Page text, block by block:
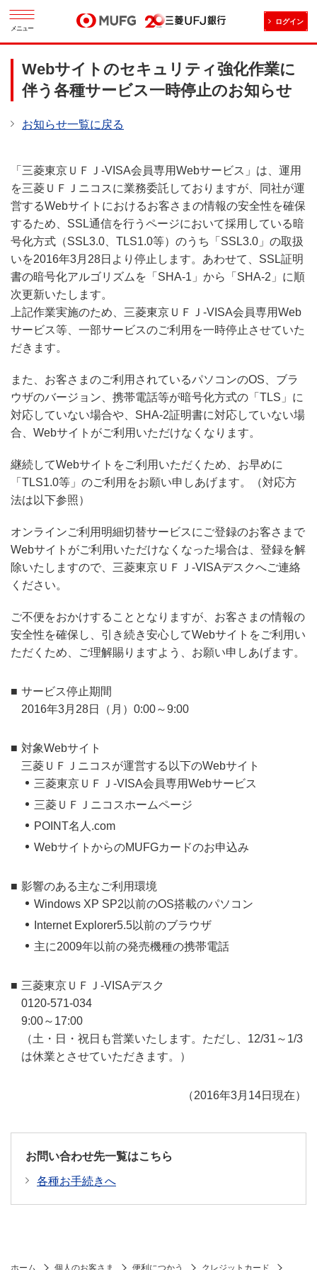
メニュー
ログイン
Webサイトのセキュリティ強化作業に
伴う各種サービス一時停止のお知らせ
お知らせ一覧に戻る
「三菱東京ＵＦＪ-VISA会員専用Webサービス」は、運用
を三菱ＵＦＪニコスに業務委託しておりますが、同社が運
営するWebサイトにおけるお客さまの情報の安全性を確保
するため、SSL通信を行うページにおいて採用している暗
号化方式（SSL3.0、TLS1.0等）のうち「SSL3.0」の取扱
いを2016年3月28日より停止します。あわせて、SSL証明
書の暗号化アルゴリズムを「SHA-1」から「SHA-2」に順
次更新いたします。
上記作業実施のため、三菱東京ＵＦＪ-VISA会員専用Web
サービス等、一部サービスのご利用を一時停止させていた
だきます。
また、お客さまのご利用されているパソコンのOS、ブラ
ウザのバージョン、携帯電話等が暗号化方式の「TLS」に
対応していない場合や、SHA-2証明書に対応していない場
合、Webサイトがご利用いただけなくなります。
継続してWebサイトをご利用いただくため、お早めに
「TLS1.0等」のご利用をお願い申しあげます。（対応方
法は以下参照）
オンラインご利用明細切替サービスにご登録のお客さまで
Webサイトがご利用いただけなくなった場合は、登録を解
除いたしますので、三菱東京ＵＦＪ-VISAデスクへご連絡
ください。
ご不便をおかけすることとなりますが、お客さまの情報の
安全性を確保し、引き続き安心してWebサイトをご利用い
ただくため、ご理解賜りますよう、お願い申しあげます。
サービス停止期間
2016年3月28日（月）0:00～9:00
対象Webサイト
三菱ＵＦＪニコスが運営する以下のWebサイト
三菱東京ＵＦＪ-VISA会員専用Webサービス
三菱ＵＦＪニコスホームページ
POINT名人.com
WebサイトからのMUFGカードのお申込み
影響のある主なご利用環境
Windows XP SP2以前のOS搭載のパソコン
Internet Explorer5.5以前のブラウザ
主に2009年以前の発売機種の携帯電話
三菱東京ＵＦＪ-VISAデスク
0120-571-034
9:00～17:00
（土・日・祝日も営業いたします。ただし、12/31～1/3
は休業とさせていただきます。）
（2016年3月14日現在）
お問い合わせ先一覧はこちら
各種お手続きへ
ホーム 個人のお客さま 便利につかう クレジットカード